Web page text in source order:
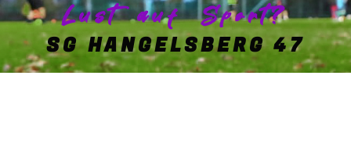
Lust auf Sport?
SG HANGELSBERG 47